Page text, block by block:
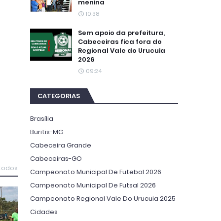
menina
10:38
Sem apoio da prefeitura,
Cabeceiras fica fora do
Regional Vale do Urucuia
2026
09:24
CATEGORIAS
Brasília
Buritis-MG
Cabeceira Grande
Cabeceiras-GO
Campeonato Municipal De Futebol 2026
Campeonato Municipal De Futsal 2026
Campeonato Regional Vale Do Urucuia 2025
Cidades